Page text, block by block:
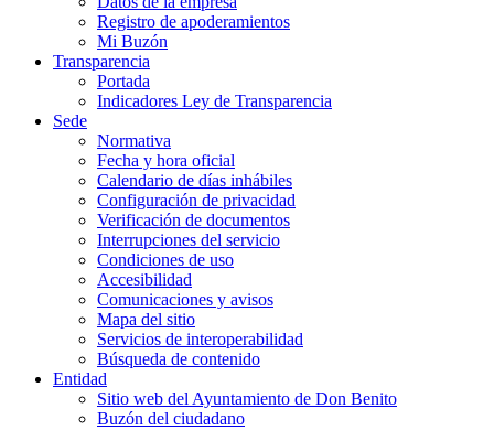
Registro de apoderamientos
Mi Buzón
Transparencia
Portada
Indicadores Ley de Transparencia
Sede
Normativa
Fecha y hora oficial
Calendario de días inhábiles
Configuración de privacidad
Verificación de documentos
Interrupciones del servicio
Condiciones de uso
Accesibilidad
Comunicaciones y avisos
Mapa del sitio
Servicios de interoperabilidad
Búsqueda de contenido
Entidad
Sitio web del Ayuntamiento de Don Benito
Buzón del ciudadano